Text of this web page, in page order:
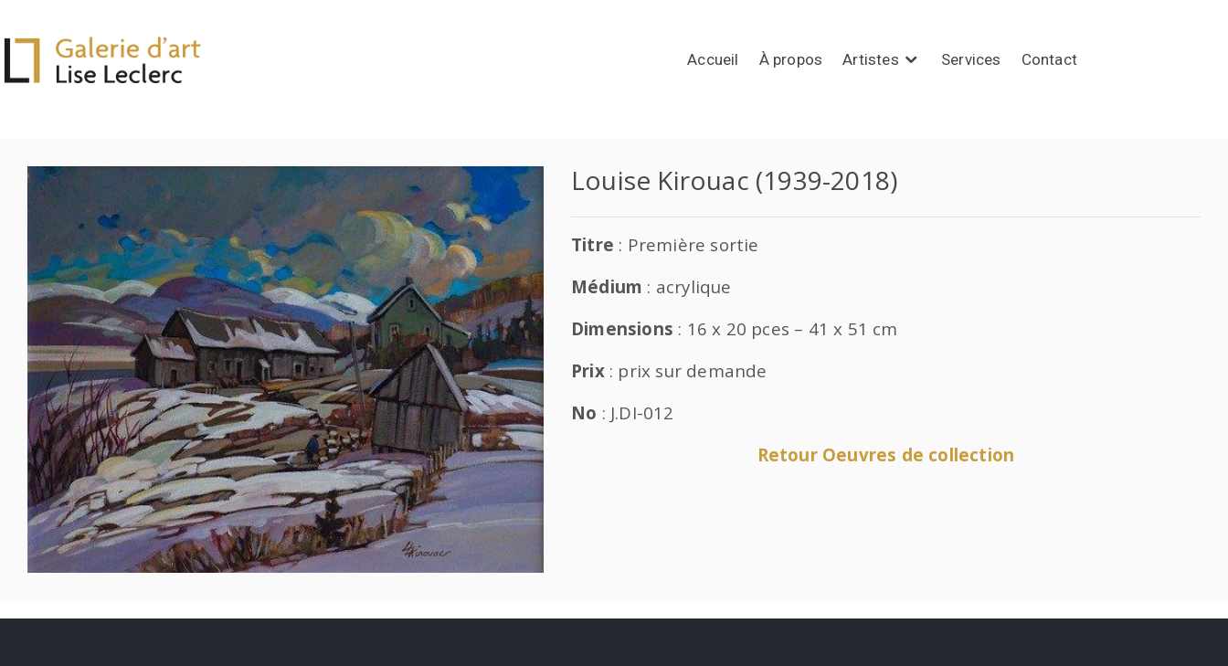
Accueil À propos Artistes Services Contact
Louise Kirouac (1939-2018)
Titre : Première sortie
Médium : acrylique
Dimensions : 16 x 20 pces – 41 x 51 cm
Prix: prix sur demande
No : J.DI-012
Retour Oeuvres de collection